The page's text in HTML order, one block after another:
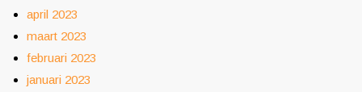
april 2023
maart 2023
februari 2023
januari 2023